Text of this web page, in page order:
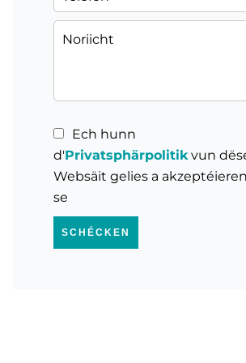
Ech hunn
d'Privatsphärpolitikvun
Websäit gelies a akzeptéieren
se
SCHÉCKEN